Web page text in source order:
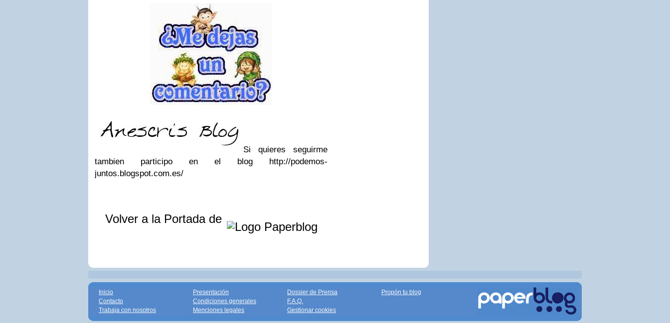
Si quieres seguirme
tambien participo en el blog http://podemos-
juntos.blogspot.com.es/
Volver a la Portada de
Inicio
Contacto
Trabaja con nosotros
Presentación
Condiciones generales
Menciones legales
Dossier de Prensa
F.A.Q.
Gestionar cookies
Propón tu blog